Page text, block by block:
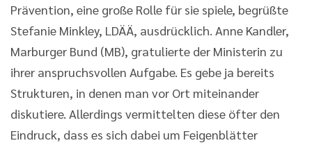
Prävention, eine große Rolle für sie spiele, begrüßte
Stefanie Minkley, LDÄÄ, ausdrücklich. Anne Kandler,
Marburger Bund (MB), gratulierte der Ministerin zu
ihrer anspruchsvollen Aufgabe. Es gebe ja bereits
Strukturen, in denen man vor Ort miteinander
diskutiere. Allerdings vermittelten diese öfter den
Eindruck, dass es sich dabei um Feigenblätter